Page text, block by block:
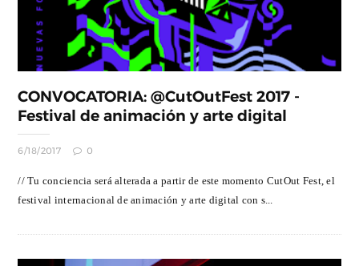
CONVOCATORIA: @CutOutFest 2017 -
Festival de animación y arte digital
6/18/2017 0
// Tu conciencia será alterada a partir de este momento CutOut Fest, el
festival internacional de animación y arte digital con s...